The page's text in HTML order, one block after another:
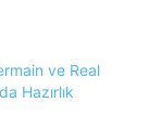
ve Real
Hazırlık